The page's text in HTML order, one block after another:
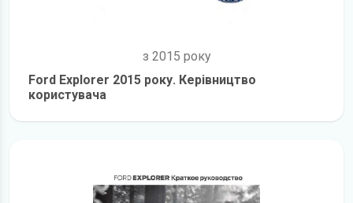
з 2015 року
Ford Explorer 2015 року. Керівництво
користувача